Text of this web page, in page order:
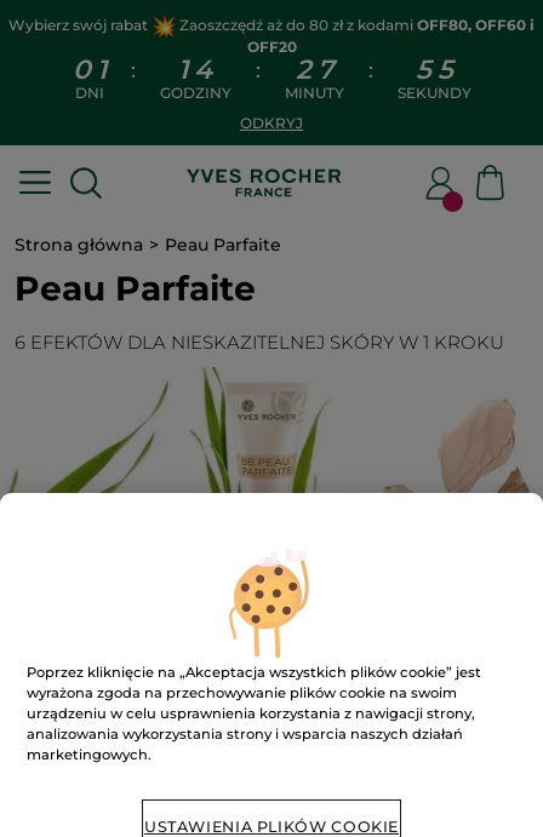
Wybierz swój rabat Zaoszczędź aż do 80 zł z kodami OFF80, OFF60 i
OFF20
0 1
DNI
: 1 4
GODZINY
: 2 7
MINUTY
: 5 5
SEKUNDY
ODKRYJ
Strona główna Peau Parfaite
Peau Parfaite
6 EFEKTÓW DLA NIESKAZITELNEJ SKÓRY W 1 KROKU
znaleziony(e) produkt(y)
FILTR SORTUJ WEDŁUG
Poprzez kliknięcie na „Akceptacja wszystkich plików cookie” jest
wyrażona zgoda na przechowywanie plików cookie na swoim
urządzeniu w celu usprawnienia korzystania z nawigacji strony,
analizowania wykorzystania strony i wsparcia naszych działań
marketingowych.
USTAWIENIA PLIKÓW COOKIE